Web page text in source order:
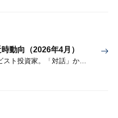
動向（2026年4月）
「変質」しつつあるアクティビスト投資家。「対話」から「交渉」に。